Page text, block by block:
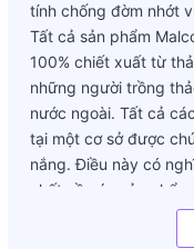
tính chống đờm nhớt
Tất cả sản phẩm
100% chiết xuất từ
những người trồng
nước ngoài. Tất cả
tại một cơ sở được
nắng. Điều này có
nhất về các sản